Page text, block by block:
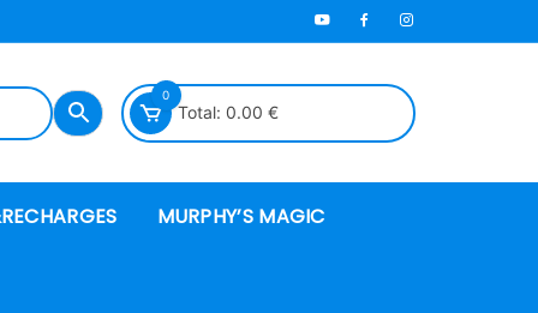
0
Total: 0.00 €
MURPHY’S MAGIC